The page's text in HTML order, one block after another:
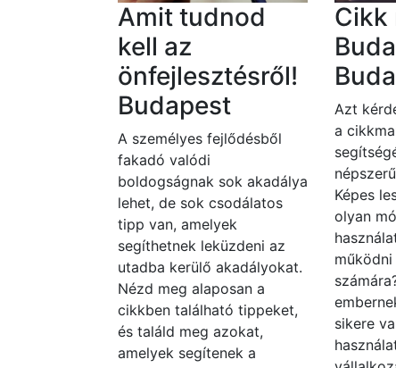
Amit tudnod
kell az
önfejlesztésről!
Budapest
A személyes fejlődésből
fakadó valódi
boldogságnak sok akadálya
lehet, de sok csodálatos
tipp van, amelyek
segíthetnek leküzdeni az
utadba kerülő akadályokat.
Nézd meg alaposan a
cikkben található tippeket,
és találd meg azokat,
amelyek segítenek a
Cikk
Azt
a
Képes
olyan
sikere